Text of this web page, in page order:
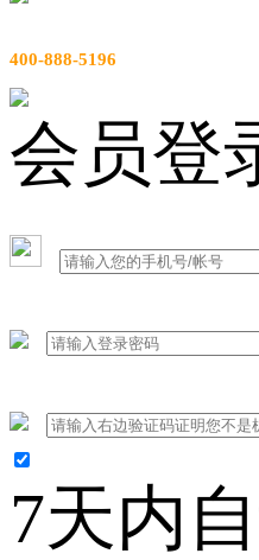
400-888-5196
会员登
7天内